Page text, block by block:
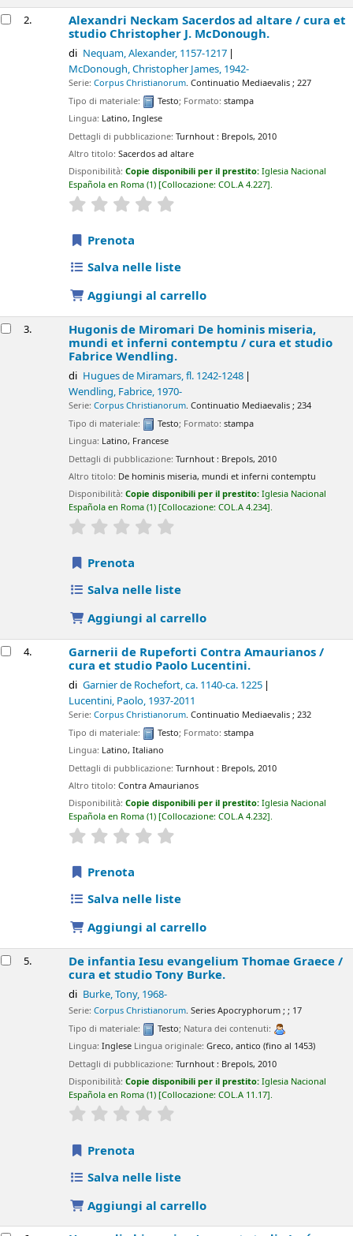
2. Alexandri Neckam Sacerdos ad altare /cura et
studio Christopher J. McDonough.
di Nequam, Alexander, 1157-1217
McDonough, Christopher James, 1942-
Serie:Corpus Christianorum. Continuatio Mediaevalis ; 227
Tipo di materiale:
Testo; Formato:stampa
Lingua: Latino,Inglese
Dettagli di pubblicazione:Turnhout : Brepols, 2010
Altro titolo:Sacerdos ad altare
Disponibilità:Copie disponibili per il prestito:Iglesia Nacional
Española en Roma (1) Collocazione:COL.A 4.227 .
star rating
Prenota
Salva nelle liste
Aggiungi al carrello
3. Hugonis de Miromari De hominis miseria,
mundi et inferni contemptu /cura et studio
Fabrice Wendling.
di Hugues de Miramars, fl. 1242-1248
Wendling, Fabrice, 1970-
Serie:Corpus Christianorum. Continuatio Mediaevalis ; 234
Tipo di materiale:
Testo; Formato:stampa
Lingua: Latino, Francese
Dettagli di pubblicazione:Turnhout : Brepols, 2010
Altro titolo: De hominis miseria, mundi et inferni contemptu
Disponibilità:Copie disponibili per il prestito:Iglesia Nacional
Española en Roma (1) Collocazione:COL.A 4.234 .
star rating
Prenota
Salva nelle liste
Aggiungi al carrello
4. Garnerii de Rupeforti Contra Amaurianos /
cura et studio Paolo Lucentini.
di Garnier de Rochefort, ca. 1140-ca. 1225
Lucentini, Paolo, 1937-2011
Serie:Corpus Christianorum. Continuatio Mediaevalis ; 232
Tipo di materiale:
Testo; Formato:stampa
Lingua: Latino,Italiano
Dettagli di pubblicazione:Turnhout : Brepols, 2010
Altro titolo:Contra Amaurianos
Disponibilità:Copie disponibili per il prestito:Iglesia Nacional
Española en Roma (1) Collocazione:COL.A 4.232 .
star rating
Prenota
Salva nelle liste
Aggiungi al carrello
5. De infantia Iesu evangelium Thomae Graece /
cura et studio Tony Burke.
di Burke, Tony, 1968-
Serie:Corpus Christianorum. Series Apocryphorum ; ; 17
Tipo di materiale:
Testo; Natura dei contenuti:
Lingua:Inglese Lingua originale:Greco, antico (fino al 1453)
Dettagli di pubblicazione:Turnhout : Brepols,2010
Disponibilità:Copie disponibili per il prestito:Iglesia Nacional
Española en Roma (1) Collocazione:COL.A 11.17 .
star rating
Prenota
Salva nelle liste
Aggiungi al carrello